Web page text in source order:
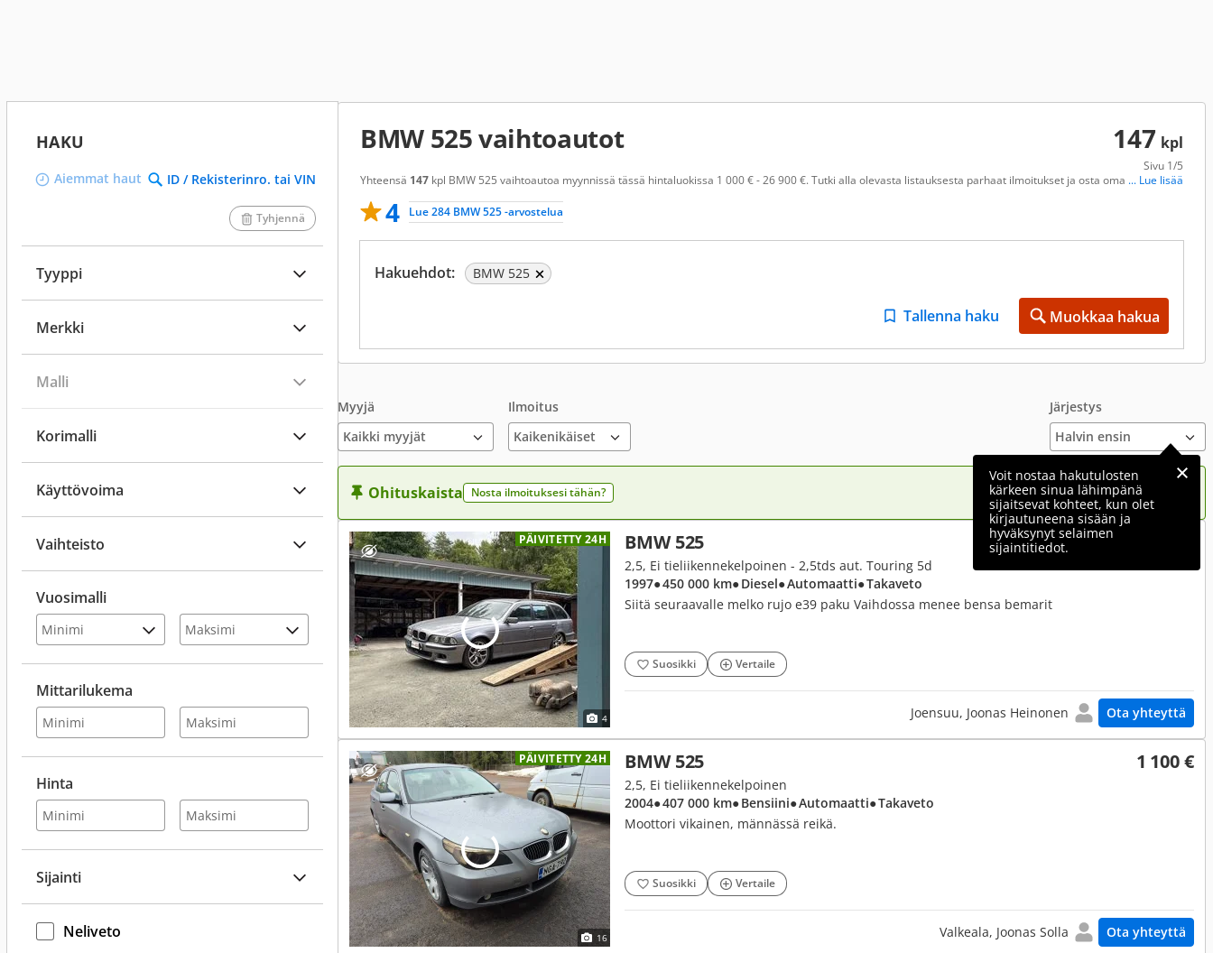
HAKU
Aiemmat haut ID / Rekisterinro. tai VIN
Tyhjennä
Tyyppi
Merkki
Malli
Korimalli
Käyttövoima
Vaihteisto
Vuosimalli
Mittarilukema
Hinta
Sijainti
Neliveto
147 kpl
Sivu 1/5
BMW 525 vaihtoautot
Yhteensä 147 kpl BMW 525 vaihtoautoa myynnissä tässä hintaluokissa 1 000 € - 26 900 €. Tutki alla olevasta listauksesta parhaat ilmoitukset ja osta oma ... Lue lisää
4 Lue 284 BMW 525 -arvostelua
Hakuehdot: BMW 525
Tallenna haku Muokkaa hakua
Myyjä
Kaikki myyjät
Ilmoitus Järjestys
Voit nostaa hakutulosten
kärkeen sinua lähimpänä
sijaitsevat kohteet, kun olet
kirjautuneena sisään ja
hyväksynyt selaimen
sijaintitiedot.
Ohituskaista Nosta ilmoituksesi tähän?
PÄIVITETTY 24H
4
BMW 525
2,5, Ei tieliikennekelpoinen - 2,5tds aut. Touring 5d
1997● 450 000 km● Diesel● Automaatti● Takaveto
Siitä seuraavalle melko rujo e39 paku Vaihdossa menee bensa bemarit
Suosikki Vertaile
Joensuu, Joonas Heinonen Ota yhteyttä
PÄIVITETTY 24H
16
BMW 525 1 100 €
2,5, Ei tieliikennekelpoinen
2004● 407 000 km● Bensiini● Automaatti● Takaveto
Moottori vikainen, männässä reikä.
Suosikki Vertaile
Valkeala, Joonas Solla Ota yhteyttä